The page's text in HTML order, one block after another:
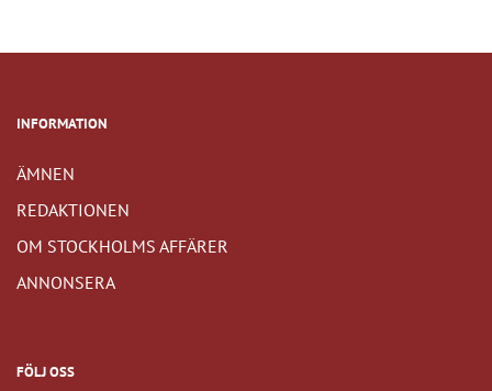
INFORMATION
ÄMNEN
REDAKTIONEN
OM STOCKHOLMS AFFÄRER
ANNONSERA
FÖLJ OSS